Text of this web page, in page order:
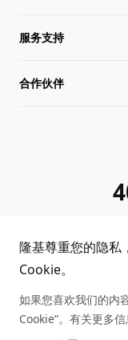
全球化布局
管理层信息
投诉举报
合规政策
硅片价格
行业动态
服务支持
下载中心
客户问题反馈
收益计算
合作伙伴
协同创新合作
隆基尊重您的隐私
Cookie。
如果您喜欢我们的内
Cookie”。有关更多